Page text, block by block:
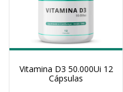
Vitamina D3 50.000Ui 12
Cápsulas